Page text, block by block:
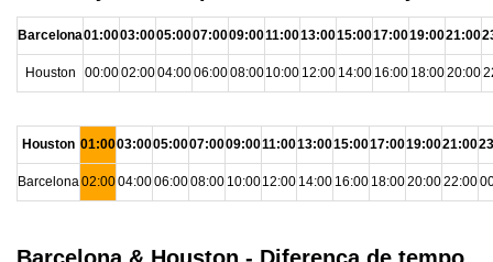
Barcelona01:0003:0005:0007:0009:0011:0013:0015:0017:0019:0021:00
Houston 00:0002:0004:0006:0008:0010:00 12:00 14:00 16:00 18:0020:00
Houston 01:0003:0005:0007:0009:0011:0013:0015:0017:0019:0021:00
Barcelona02:0004:0006:0008:00 10:0012:00 14:00 16:00 18:0020:0022:00